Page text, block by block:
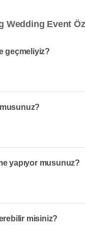
Wedding Event
geçmeliyiz?
musunuz?
yapıyor musunuz?
misiniz?